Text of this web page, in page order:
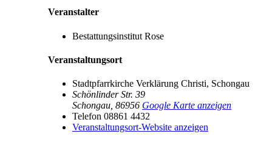
Veranstalter
Bestattungsinstitut Rose
Veranstaltungsort
Stadtpfarrkirche Verklärung Christi, Schongau
Schönlinder Str. 39
Schongau 86956 Google Karte anzeigen
Telefon 08861 4432
Veranstaltungsort-Website anzeigen